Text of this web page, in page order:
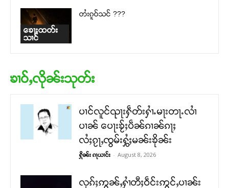
ၶေႃႈထတ်း
သၢင်
တႆးၵူဝ်သင် ???
ၶၢဝ်ႇလိုၼ်းသုတ်း
ပၢင်လူင်ၺႃးႁဵတ်းႁၢႆႉမႃးတႃႉလၢႆ
ပၢၼ် ​​ပေႃးၶႂ်ႈပဵၼ်ၵၢၼ်ၵႃႈ
လႆႈၵႂႃႇၸွမ်းႁွႆႈမၼ်းၶိုၼ်း
ႁိုၼ်း ၵႃယၢင်း - August 8, 2026
လုၵ်ႈဢွၼ်ႇႁၢႆတီႈဝဵင်းဢွင်ႇပၢၼ်း